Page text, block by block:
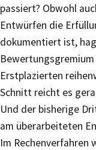
passiert? Obwohl
Entwürfen die
dokumentiert ist,
Erstplazierten
Schnitt reicht es
Und der bisherige
am überarbeiteten
Im Rechenverfahren